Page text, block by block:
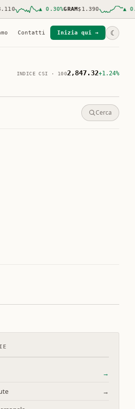
▲ 0.30%GRAM$1.390 ▲ 0.30
Contatti Inizia qui → ☾
INDICE CSI · 1002,847.32+1.24%
Cerca
→
→